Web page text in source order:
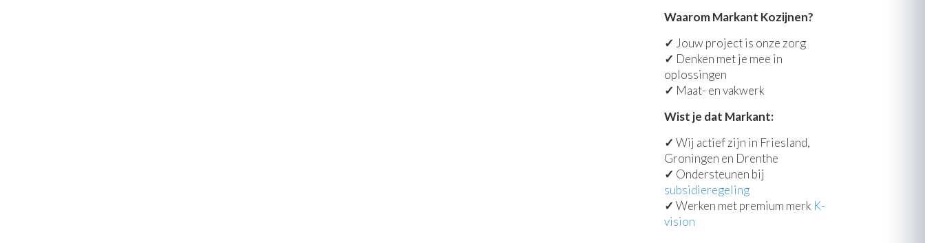
Waarom Markant Kozijnen?
✓ Jouw project is onze zorg
✓ Denken met je mee in
oplossingen
✓ Maat- en vakwerk
Wist je dat Markant:
✓ Wij actief zijn in Friesland,
Groningen en Drenthe
✓ Ondersteunen bij
subsidieregeling
✓ Werken met premium merk K-
vision